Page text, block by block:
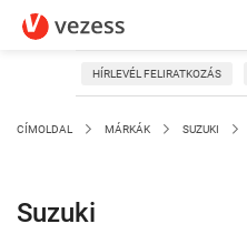
HÍRLEVÉL FELIRATKOZÁS
CÍMOLDAL MÁRKÁK SUZUKI
Suzuki